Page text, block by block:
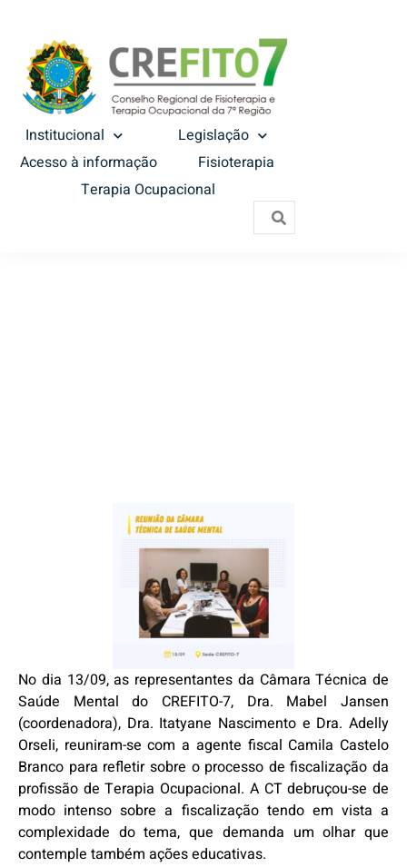
Institucional
Legislação
Acesso à informação
Fisioterapia
Terapia Ocupacional
No dia 13/09, as representantes da Câmara Técnica de
Saúde Mental do CREFITO-7, Dra. Mabel Jansen
(coordenadora), Dra. Itatyane Nascimento e Dra. Adelly
Orseli, reuniram-se com a agente fiscal Camila Castelo
Branco para refletir sobre o processo de fiscalização da
profissão de Terapia Ocupacional. A CT debruçou-se de
modo intenso sobre a fiscalização tendo em vista a
complexidade do tema, que demanda um olhar que
contemple também ações educativas.